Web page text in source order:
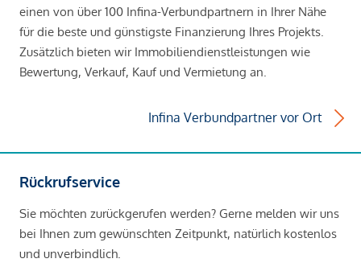
einen von über 100 Infina-Verbundpartnern in Ihrer Nähe
für die beste und günstigste Finanzierung Ihres Projekts.
Zusätzlich bieten wir Immobiliendienstleistungen wie
Bewertung, Verkauf, Kauf und Vermietung an.
Infina Verbundpartner vor Ort
Rückrufservice
Sie möchten zurückgerufen werden? Gerne melden wir uns
bei Ihnen zum gewünschten Zeitpunkt, natürlich kostenlos
und unverbindlich.